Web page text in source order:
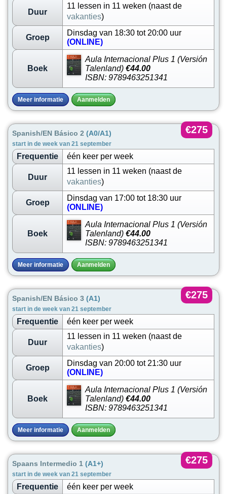
Duur
11 lessen in 11 weken (naast de
vakanties)
Groep
Dinsdag van 18:30 tot 20:00 uur
(ONLINE)
Boek
Aula Internacional Plus 1 (Versión
Talenland) €44.00
ISBN: 9789463251341
Meer informatie Aanmelden
Spanish/EN Básico 2 (A0/A1)
start in de week van 21 september
€275
Frequentie één keer per week
Duur
11 lessen in 11 weken (naast de
vakanties)
Groep
Dinsdag van 17:00 tot 18:30 uur
(ONLINE)
Boek
Aula Internacional Plus 1 (Versión
Talenland) €44.00
ISBN: 9789463251341
Meer informatie Aanmelden
Spanish/EN Básico 3 (A1)
start in de week van 21 september
€275
Frequentie één keer per week
Duur
11 lessen in 11 weken (naast de
vakanties)
Groep
Dinsdag van 20:00 tot 21:30 uur
(ONLINE)
Boek
Aula Internacional Plus 1 (Versión
Talenland) €44.00
ISBN: 9789463251341
Meer informatie Aanmelden
Spaans Intermedio 1 (A1+)
start in de week van 21 september
€275
Frequentie één keer per week